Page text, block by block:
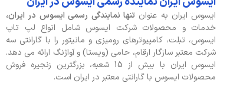
ایسوس ایران به عنوان تنها نمایندگی رسمی ایسوس در ایران،
خدمات و محصولات شرکت ایسوس شامل انواع لپ تاپ
ایسوس، تبلت، کامپیوترهای رومیزی و مانیتور را با گارانتی سه
شرکت معتبر سازگار ارقام، حامی (ویستا) و آواژنگ ارائه می دهد.
ایسوس ایران با بیش از 15 شعبه، بزرگترین زنجیره فروش
محصولات ایسوس با گارانتی معتبر در ایران است.